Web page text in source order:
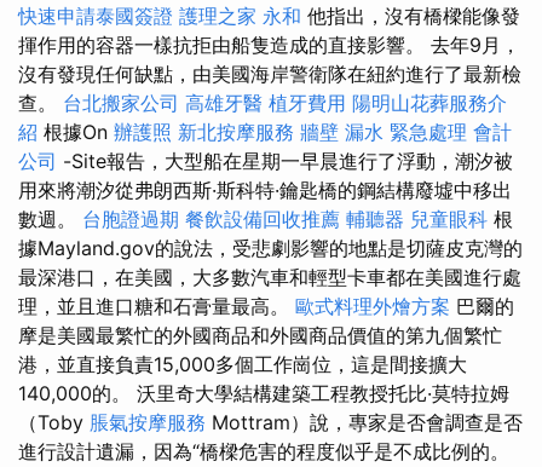
快速申請泰國簽證 護理之家 永和 他指出，沒有橋樑能像發
揮作用的容器一樣抗拒由船隻造成的直接影響。 去年9月，
沒有發現任何缺點，由美國海岸警衛隊在紐約進行了最新檢
查。 台北搬家公司 高雄牙醫 植牙費用 陽明山花葬服務介
紹 根據On 辦護照 新北按摩服務 牆壁 漏水 緊急處理 會計
公司 -Site報告，大型船在星期一早晨進行了浮動，潮汐被
用來將潮汐從弗朗西斯·斯科特·鑰匙橋的鋼結構廢墟中移出
數週。 台胞證過期 餐飲設備回收推薦 輔聽器 兒童眼科 根
據Mayland.gov的說法，受悲劇影響的地點是切薩皮克灣的
最深港口，在美國，大多數汽車和輕型卡車都在美國進行處
理，並且進口糖和石膏量最高。 歐式料理外燴方案 巴爾的
摩是美國最繁忙的外國商品和外國商品價值的第九個繁忙
港，並直接負責15,000多個工作崗位，這是間接擴大
140,000的。 沃里奇大學結構建築工程教授托比·莫特拉姆
（Toby 脹氣按摩服務 Mottram）說，專家是否會調查是否
進行設計遺漏，因為“橋樑危害的程度似乎是不成比例的。